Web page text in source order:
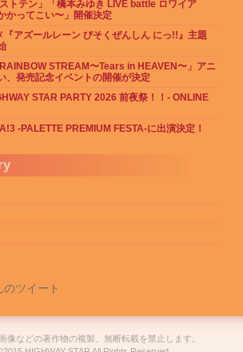
トテン」「橋本みゆき LIVE battle ロワイア
かってこい〜」開催決定
『アズールレーン びそくぜんしん にっ!!』主題
STREAM〜Tears in HEAVEN〜」アニ
、発売記念イベントの開催が決定
STAR PARTY 2026 前夜祭！！- ONLINE
-PALETTE PREMIUM FESTA-に出演決定！
ツイート
像などの著作物の複製、無断転載を禁止します。